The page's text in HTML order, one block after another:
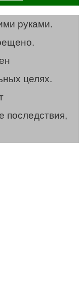
руками.
целях.
последствия,